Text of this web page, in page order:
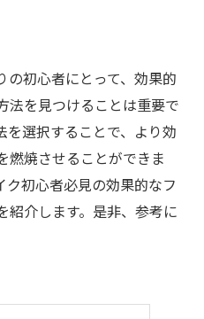
の初心者にとって、効果的
法を見つけることは重要で
を選択することで、より効
燃焼させることができま
ク初心者必見の効果的なフ
紹介します。是非、参考に